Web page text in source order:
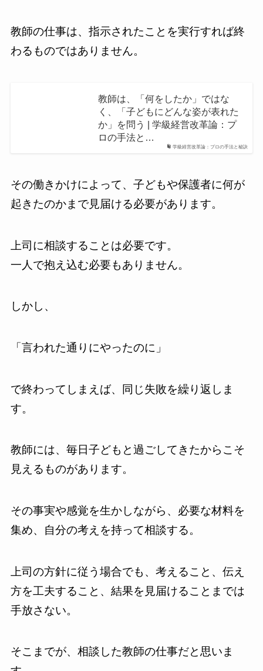
教師の仕事は、指示されたことを実行すれば終
わるものではありません。
学級経営改革論：プロの手法と秘訣
教師は、「何をしたか」ではな
く、「子どもにどんな姿が表れた
か」を問う | 学級経営改革論：プ
ロの手法と…
その働きかけによって、子どもや保護者に何が
起きたのかまで見届ける必要があります。
上司に相談することは必要です。
一人で抱え込む必要もありません。
しかし、
「言われた通りにやったのに」
で終わってしまえば、同じ失敗を繰り返しま
す。
教師には、毎日子どもと過ごしてきたからこそ
見えるものがあります。
その事実や感覚を生かしながら、必要な材料を
集め、自分の考えを持って相談する。
上司の方針に従う場合でも、考えること、伝え
方を工夫すること、結果を見届けることまでは
手放さない。
そこまでが、相談した教師の仕事だと思いま